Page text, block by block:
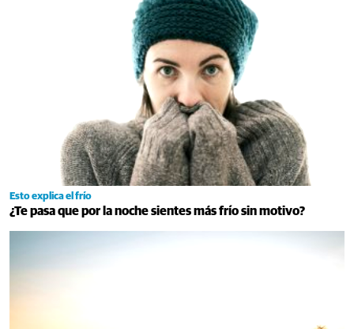
Esto explica el frío
¿Te pasa que por la noche sientes más frío sin motivo?